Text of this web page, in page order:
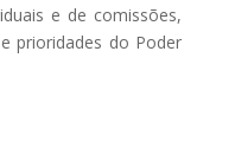
e de comissões,
prioridades do Poder